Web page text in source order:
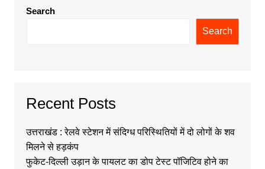
Search
Search
Recent Posts
उत्तराखंड : रेलवे स्टेशन में संदिग्ध परिस्थितियों में दो लोगों के शव
मिलने से हड़कंप
फुकेट-दिल्ली उड़ान के पायलट का डोप टेस्ट पॉजिटिव होने का